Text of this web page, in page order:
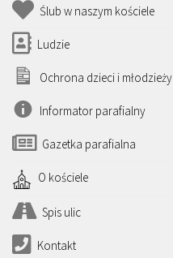
Ślub w naszym kościele
Ludzie
Ochrona dzieci i młodzieży
Informator parafialny
Gazetka parafialna
O kościele
Spis ulic
Kontakt